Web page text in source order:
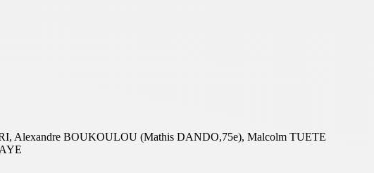
Alexandre BOUKOULOU (Mathis DANDO,75e), Malcolm TUETE